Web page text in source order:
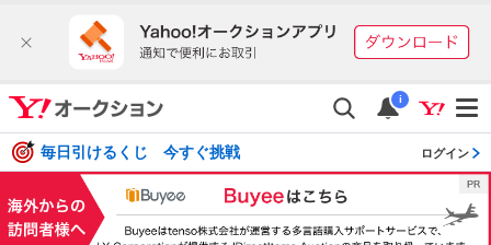
i
毎日引けるくじ 今すぐ挑戦 ログイン